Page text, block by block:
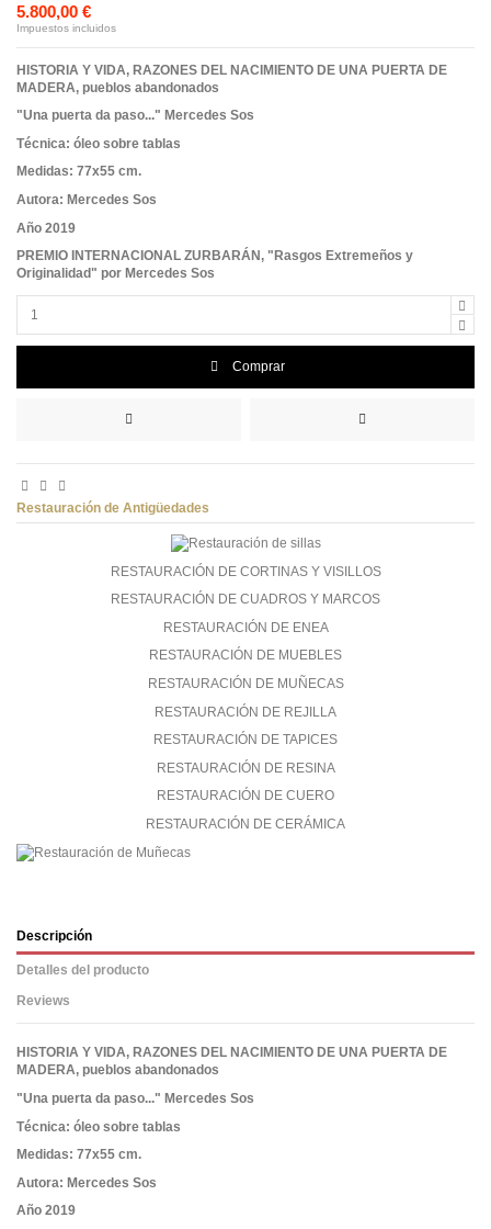
5.800,00 €
Impuestos incluidos
HISTORIA Y VIDA, RAZONES DEL NACIMIENTO DE UNA PUERTA DE
MADERA, pueblos abandonados
"Una puerta da paso..." Mercedes Sos
Técnica: óleo sobre tablas
Medidas: 77x55 cm.
Autora: Mercedes Sos
Año 2019
PREMIO INTERNACIONAL ZURBARÁN, "Rasgos Extremeños y
Originalidad" por Mercedes Sos
Comprar
Restauración de Antigüedades
RESTAURACIÓN DE CORTINAS Y VISILLOS
RESTAURACIÓN DE CUADROS Y MARCOS
RESTAURACIÓN DE ENEA
RESTAURACIÓN DE MUEBLES
RESTAURACIÓN DE MUÑECAS
RESTAURACIÓN DE REJILLA
RESTAURACIÓN DE TAPICES
RESTAURACIÓN DE RESINA
RESTAURACIÓN DE CUERO
RESTAURACIÓN DE CERÁMICA
Descripción
Detalles del producto
Reviews
HISTORIA Y VIDA, RAZONES DEL NACIMIENTO DE UNA PUERTA DE
MADERA, pueblos abandonados
"Una puerta da paso..." Mercedes Sos
Técnica: óleo sobre tablas
Medidas: 77x55 cm.
Autora: Mercedes Sos
Año 2019